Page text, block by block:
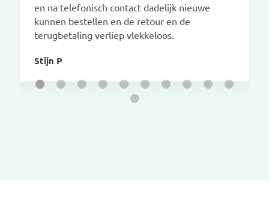
en na telefonisch contact dadelijk nieuwe
kunnen bestellen en de retour en de
terugbetaling verliep vlekkeloos.
Stijn P